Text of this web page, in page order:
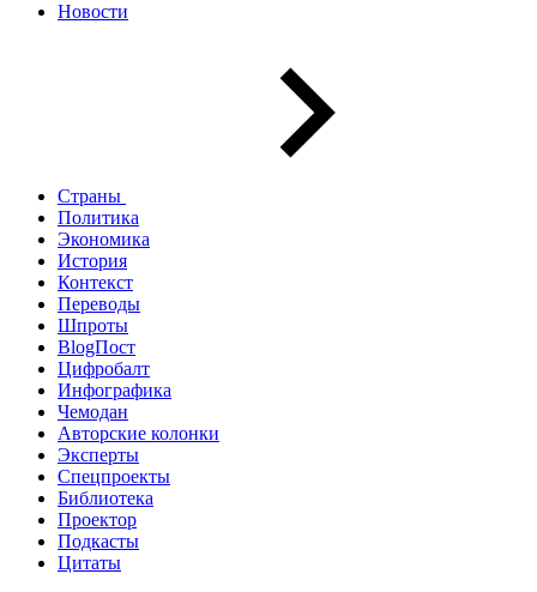
Новости
Страны
Политика
Экономика
История
Контекст
Переводы
Шпроты
BlogПост
Цифробалт
Инфографика
Чемодан
Авторские колонки
Эксперты
Спецпроекты
Библиотека
Проектор
Подкасты
Цитаты